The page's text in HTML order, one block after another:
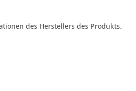
des Herstellers des Produkts.